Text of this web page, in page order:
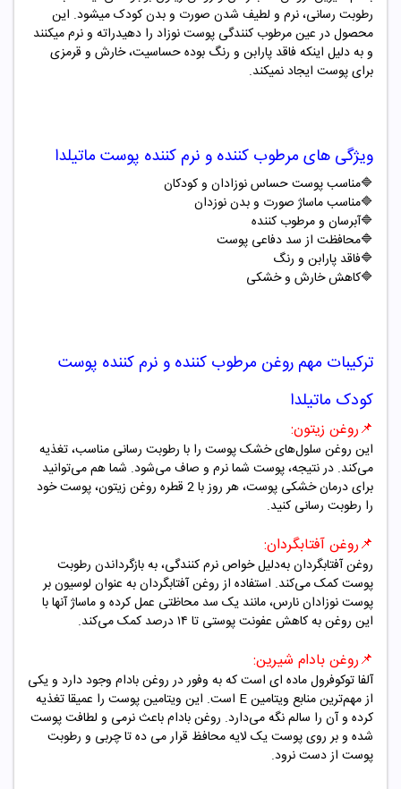
رطوبت رسانی، نرم و لطیف شدن صورت و بدن کودک میشود. این
محصول در عین مرطوب کنندگی پوست نوزاد را دهیدراته و نرم میکنند
و به دلیل اینکه فاقد پارابن و رنگ بوده حساسیت، خارش و قرمزی
برای پوست ایجاد نمیکند.
ویژگی های مرطوب کننده و نرم کننده پوست ماتیلدا
🔷مناسب پوست حساس نوزادان و کودکان
🔷مناسب ماساژ صورت و بدن نوزدان
🔷آبرسان و مرطوب کننده
🔷محافظت از سد دفاعی پوست
🔷فاقد پارابن و رنگ
🔷کاهش خارش و خشکی
ترکیبات مهم روغن مرطوب کننده و نرم کننده پوست
کودک ماتیلدا
📌روغن زیتون:
این روغن سلول‌های خشک پوست را با رطوبت رسانی مناسب، تغذیه
می‌کند. در نتیجه، پوست شما نرم و صاف می‌شود. شما هم می‌توانید
برای درمان خشکی پوست، هر روز با 2 قطره روغن زیتون، پوست خود
را رطوبت رسانی کنید.
📌روغن آفتابگردان:
روغن آفتابگردان به‌دلیل خواص نرم‌ کنندگی، به بازگرداندن رطوبت
پوست کمک ‌می‌کند. استفاده از روغن آفتابگردان به‌ عنوان لوسیون بر
پوست نوزادان نارس، مانند یک سد محاظتی عمل ‌کرده و ماساژ آنها با
این روغن به کاهش عفونت پوستی تا ۱۴ درصد کمک ‌می‌کند.
📌روغن بادام شیرین:
آلفا توکوفرول ماده ای است که به وفور در روغن بادام وجود دارد و یکی
از مهم‌ترین منابع ویتامینE است. این ویتامین پوست را عمیقا تغذیه
کرده و آن را سالم نگه می‌دارد. روغن بادام باعث نرمی و لطافت پوست
شده و بر روی پوست یک لایه محافظ قرار می ده تا چربی و رطوبت
پوست از دست نرود.